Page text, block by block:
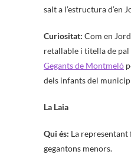
salt a l’estructura d’en
Curiositat: Com en
retallable i titella de
Gegants de Montmeló
dels infants del
La Laia
Qui és: La representant
gegantons menors.